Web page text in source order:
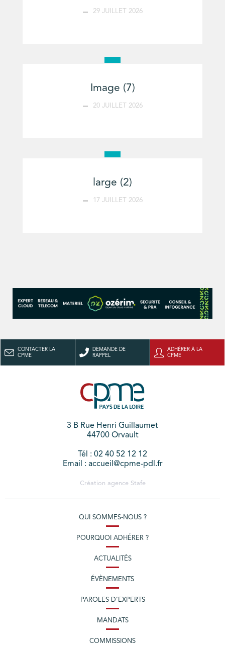
29 JUILLET 2026
Image (7)
20 JUILLET 2026
large (2)
17 JUILLET 2026
CONTACTER LA
CPME
DEMANDE DE
RAPPEL
ADHÉRER À LA
CPME
3 B Rue Henri Guillaumet
44700 Orvault
Tél : 02 40 52 12 12
Email : accueil@cpme-pdl.fr
Création agence Stafe
QUI SOMMES-NOUS ?
POURQUOI ADHÉRER ?
ACTUALITÉS
ÉVÈNEMENTS
PAROLES D’EXPERTS
MANDATS
COMMISSIONS